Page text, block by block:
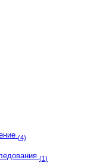
(4)
(1)